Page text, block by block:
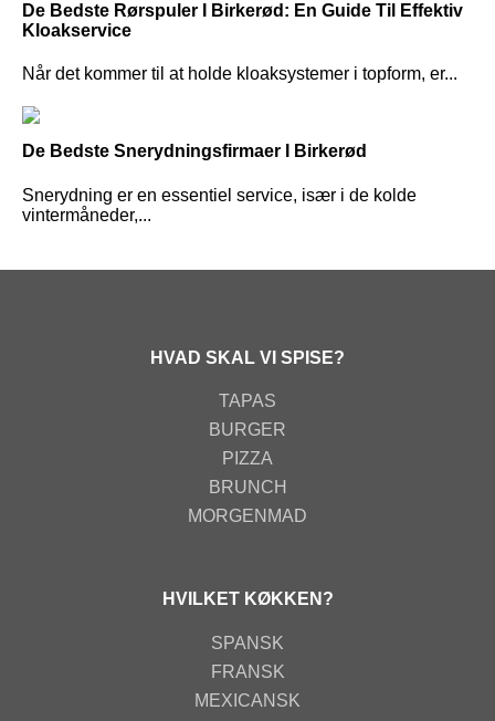
De Bedste Rørspuler I Birkerød: En Guide Til Effektiv
Kloakservice
Når det kommer til at holde kloaksystemer i topform, er...
De Bedste Snerydningsfirmaer I Birkerød
Snerydning er en essentiel service, især i de kolde
vintermåneder,...
HVAD SKAL VI SPISE?
TAPAS
BURGER
PIZZA
BRUNCH
MORGENMAD
HVILKET KØKKEN?
SPANSK
FRANSK
MEXICANSK